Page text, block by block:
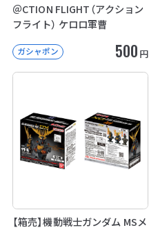
＠CTION FLIGHT（アクション
フライト） ケロロ軍曹
ガシャポン 500 円
【箱売】機動戦士ガンダム MSメ